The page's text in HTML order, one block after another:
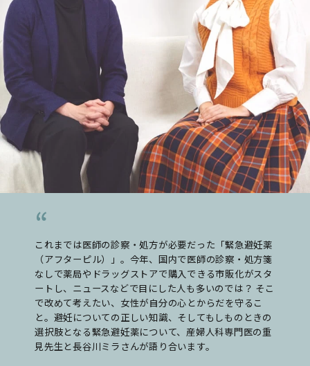
これまでは医師の診察・処方が必要だった「緊急避妊薬
（アフターピル）」。今年、国内で医師の診察・処方箋
なしで薬局やドラッグストアで購入できる市販化がスタ
ートし、ニュースなどで目にした人も多いのでは？ そこ
で改めて考えたい、女性が自分の心とからだを守るこ
と。避妊についての正しい知識、そしてもしものときの
選択肢となる緊急避妊薬について、産婦人科専門医の重
見先生と長谷川ミラさんが語り合います。